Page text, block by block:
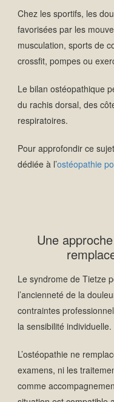
Chez les sportifs, les
favorisées par les
musculation, sports de
crossfit, pompes ou
Le bilan ostéopathique
du rachis dorsal, des
respiratoires.
Pour approfondir ce
dédiée à l’ostéopathie
Une
Le syndrome de Tietze
l’ancienneté de la
contraintes
la sensibilité individuelle.
L’ostéopathie ne
examens, ni les
comme